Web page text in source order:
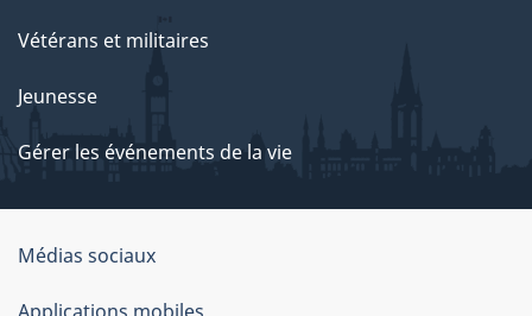
Vétérans et militaires
Jeunesse
Gérer les événements de la vie
Organisation
du
Médias sociaux